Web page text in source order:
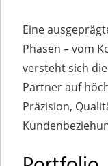
Eine
Phasen – vom
versteht sich
Partner auf
Präzision,